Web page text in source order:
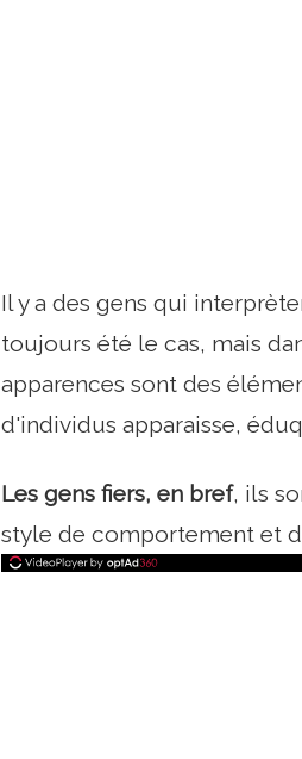
Il y a des gens qui
toujours été le cas, mais
apparences sont des
d'individus apparaisse,
Les gens fiers, en bref, ils
style de comportement et